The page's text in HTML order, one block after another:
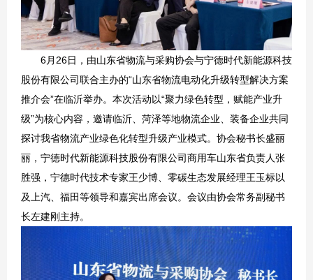
6月26日，由山东省物流与采购协会与宁德时代新能源科技
股份有限公司联合主办的“山东省物流电动化升级转型解决方案
推介会”在临沂举办。本次活动以“聚力绿色转型，赋能产业升
级”为核心内容，邀请临沂、菏泽等地物流企业、装备企业共同
探讨我省物流产业绿色化转型升级产业模式。协会秘书长盛丽
丽，宁德时代新能源科技股份有限公司商用车山东省负责人张
胜强，宁德时代技术专家王少博、零碳生态发展经理王玉标以
及上汽、福田等领导和嘉宾出席会议。会议由协会常务副秘书
长左建刚主持。